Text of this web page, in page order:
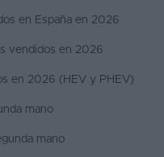
en España en 2026
vendidos en 2026
en 2026 (HEV y PHEV)
mano
mano